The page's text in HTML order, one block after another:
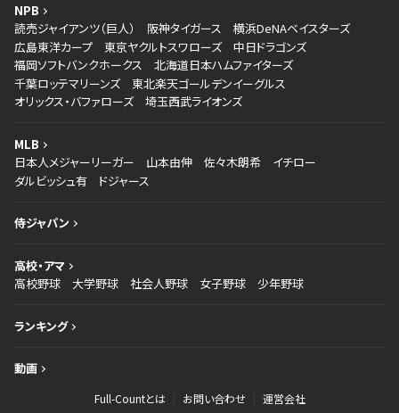
NPB
読売ジャイアンツ（巨人）
阪神タイガース
横浜DeNAベイスターズ
広島東洋カープ
東京ヤクルトスワローズ
中日ドラゴンズ
福岡ソフトバンクホークス
北海道日本ハムファイターズ
千葉ロッテマリーンズ
東北楽天ゴールデンイーグルス
オリックス・バファローズ
埼玉西武ライオンズ
MLB
日本人メジャーリーガー
山本由伸 佐々木朗希
イチロー
ダルビッシュ有
ドジャース
侍ジャパン
高校・アマ
高校野球
大学野球 社会人野球 女子野球 少年野球
ランキング
動画
Full-Countとは お問い合わせ 運営会社